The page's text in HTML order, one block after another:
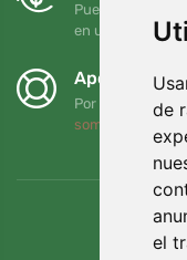
de
el
Puede devolver
en un plazo de
Apoyamos a
Por cada pedido
somos